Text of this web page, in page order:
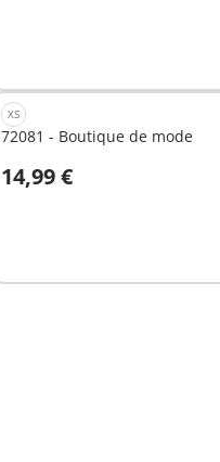
XS
72081 - Boutique de mode
14,99 €
Au panier